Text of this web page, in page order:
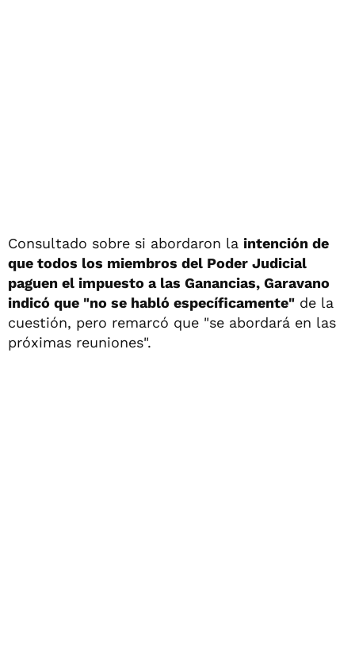
Consultado sobre si abordaron la intención de
que todos los miembros del Poder Judicial
paguen el impuesto a las Ganancias, Garavano
indicó que "no se habló específicamente" de la
cuestión, pero remarcó que "se abordará en las
próximas reuniones".